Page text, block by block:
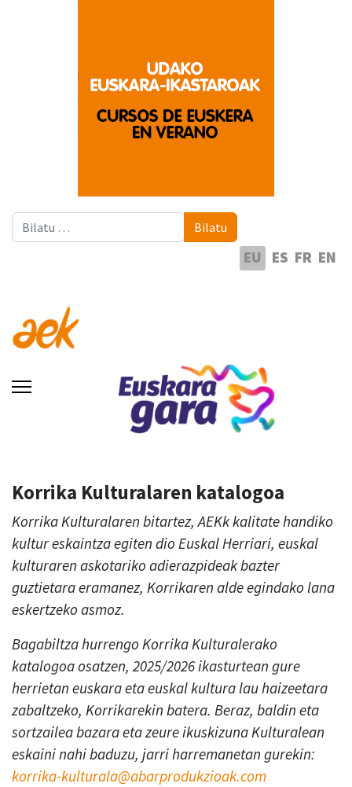
Bilatu Bilatu
EU ES FR EN
Korrika Kulturalaren katalogoa
Korrika Kulturalaren bitartez, AEKk kalitate handiko
kultur eskaintza egiten dio Euskal Herriari, euskal
kulturaren askotariko adierazpideak bazter
guztietara eramanez, Korrikaren alde egindako lana
eskertzeko asmoz.
Bagabiltza hurrengo Korrika Kulturalerako
katalogoa osatzen, 2025/2026 ikasturtean gure
herrietan euskara eta euskal kultura lau haizeetara
zabaltzeko, Korrikarekin batera. Beraz, baldin eta
sortzailea bazara eta zeure ikuskizuna Kulturalean
eskaini nahi baduzu, jarri harremanetan gurekin:
korrika-kulturala@abarprodukzioak.com